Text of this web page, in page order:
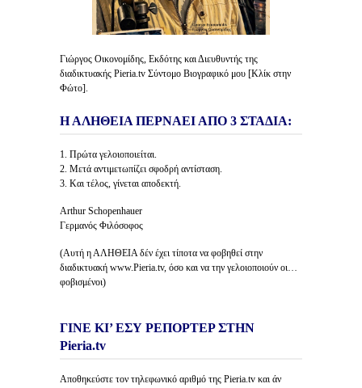
Γιώργος Οικονομίδης, Εκδότης και Διευθυντής της
διαδικτυακής Pieria.tv Σύντομο Βιογραφικό μου [Κλίκ στην
Φώτο].
Η ΑΛΗΘΕΙΑ ΠΕΡΝΑΕΙ ΑΠΟ 3 ΣΤΑΔΙΑ:
1. Πρώτα γελοιοποιείται.
2. Μετά αντιμετωπίζει σφοδρή αντίσταση.
3. Και τέλος, γίνεται αποδεκτή.
Arthur Schopenhauer
Γερμανός Φιλόσοφος
(Αυτή η ΑΛΗΘΕΙΑ δέν έχει τίποτα να φοβηθεί στην
διαδικτυακή www.Pieria.tv, όσο και να την γελοιοποιούν οι…
φοβισμένοι)
ΓΙΝΕ ΚΙ’ ΕΣΥ ΡΕΠΟΡΤΕΡ ΣΤΗΝ
Pieria.tv
Αποθηκεύστε τον τηλεφωνικό αριθμό της Pieria.tv και άν